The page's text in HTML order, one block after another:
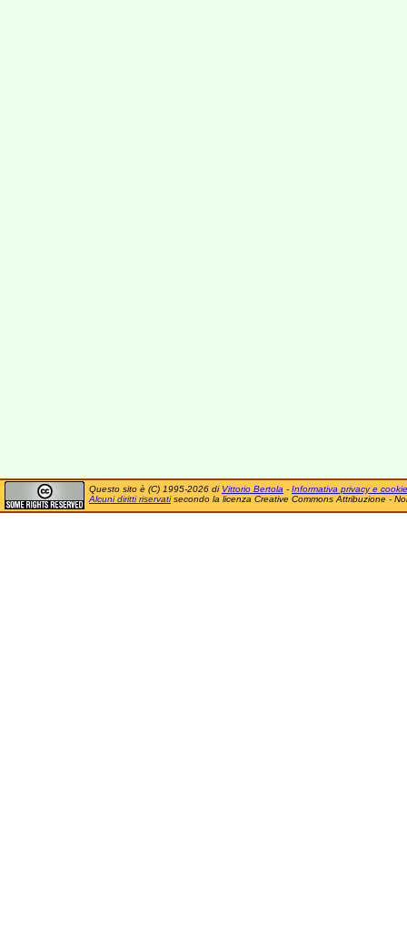
Questo sito è (C) 1995-2026 di Vittorio Bertola - Informativa privacy e cookie
Alcuni diritti riservatisecondo la licenza Creative Commons Attribuzione -